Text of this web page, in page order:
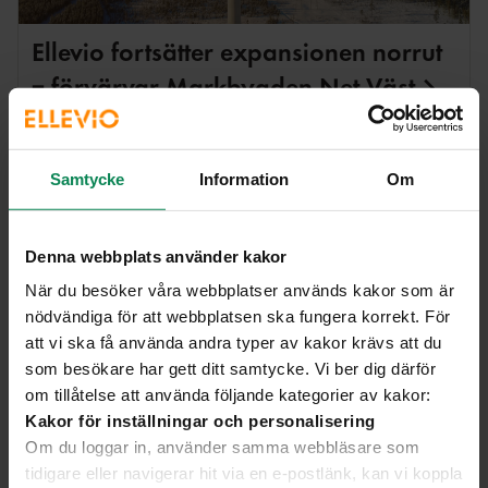
Samtycke Information Om
Denna webbplats använder kakor
När du besöker våra webbplatser används kakor som är
nödvändiga för att webbplatsen ska fungera korrekt. För
att vi ska få använda andra typer av kakor krävs att du
som besökare har gett ditt samtycke. Vi ber dig därför
om tillåtelse att använda följande kategorier av kakor:
Kakor för inställningar och personalisering
Om du loggar in, använder samma webbläsare som
tidigare eller navigerar hit via en e-postlänk, kan vi koppla
Ellevio fortsätter expansionen norrut
– förvärvar Markbygden NetVäst
Ellevio